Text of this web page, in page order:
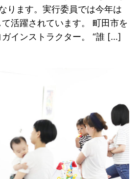
ります。実行委員では今年は
活躍されています。 町田市を
インストラクター。 “誰 […]